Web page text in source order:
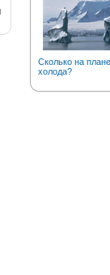
Сколько на
холода?